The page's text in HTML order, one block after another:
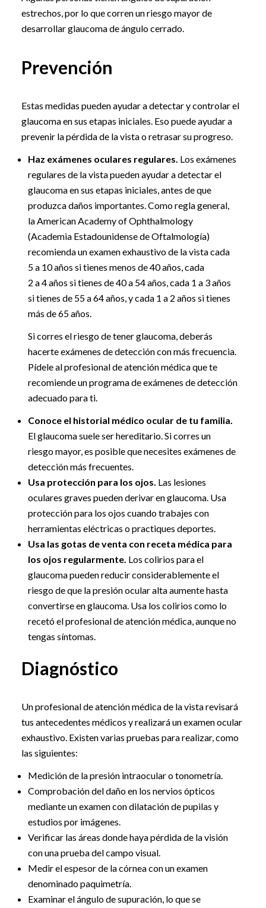
estrechos, por lo que corren un riesgo mayor de
desarrollar glaucoma de ángulo cerrado.
Prevención
Estas medidas pueden ayudar a detectar y controlar el
glaucoma en sus etapas iniciales. Eso puede ayudar a
prevenir la pérdida de la vista o retrasar su progreso.
Haz exámenes oculares regulares. Los exámenes
regulares de la vista pueden ayudar a detectar el
glaucoma en sus etapas iniciales, antes de que
produzca daños importantes. Como regla general,
la American Academy of Ophthalmology
(Academia Estadounidense de Oftalmología)
recomienda un examen exhaustivo de la vista cada
5 a 10 años si tienes menos de 40 años, cada
2 a 4 años si tienes de 40 a 54 años, cada 1 a 3 años
si tienes de 55 a 64 años, y cada 1 a 2 años si tienes
más de 65 años.
Si corres el riesgo de tener glaucoma, deberás
hacerte exámenes de detección con más frecuencia.
Pídele al profesional de atención médica que te
recomiende un programa de exámenes de detección
adecuado para ti.
Conoce el historial médico ocular de tu familia.
El glaucoma suele ser hereditario. Si corres un
riesgo mayor, es posible que necesites exámenes de
detección más frecuentes.
Usa protección para los ojos. Las lesiones
oculares graves pueden derivar en glaucoma. Usa
protección para los ojos cuando trabajes con
herramientas eléctricas o practiques deportes.
Usa las gotas de venta con receta médica para
los ojos regularmente. Los colirios para el
glaucoma pueden reducir considerablemente el
riesgo de que la presión ocular alta aumente hasta
convertirse en glaucoma. Usa los colirios como lo
recetó el profesional de atención médica, aunque no
tengas síntomas.
Diagnóstico
Un profesional de atención médica de la vista revisará
tus antecedentes médicos y realizará un examen ocular
exhaustivo. Existen varias pruebas para realizar, como
las siguientes:
Medición de la presión intraocular o tonometría.
Comprobación del daño en los nervios ópticos
mediante un examen con dilatación de pupilas y
estudios por imágenes.
Verificar las áreas donde haya pérdida de la visión
con una prueba del campo visual.
Medir el espesor de la córnea con un examen
denominado paquimetría.
Examinar el ángulo de supuración, lo que se